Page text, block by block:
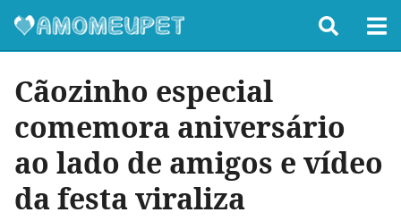
Cãozinho especial
comemora aniversário
ao lado de amigos e vídeo
da festa viraliza